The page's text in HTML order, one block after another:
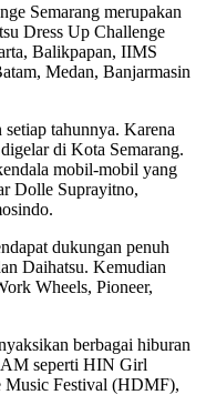
Semarang merupakan
Dress Up Challenge
Balikpapan, IIMS
Medan, Banjarmasin
tahunnya. Karena
di Kota Semarang.
mobil-mobil yang
Dolle Suprayitno,
dukungan penuh
Daihatsu. Kemudian
Wheels, Pioneer,
berbagai hiburan
seperti HIN Girl
Festival (HDMF),